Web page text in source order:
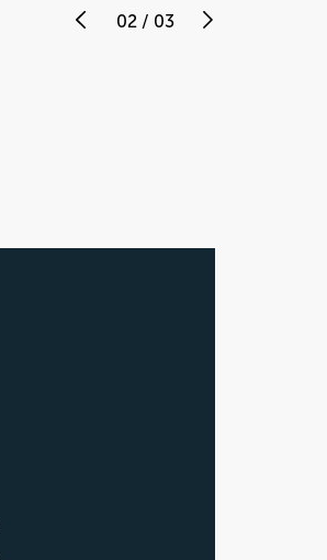
02/ 03